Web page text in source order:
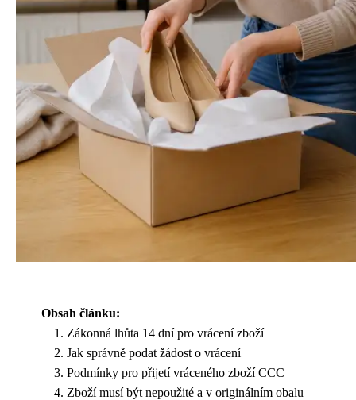
Obsah článku:
Zákonná lhůta 14 dní pro vrácení zboží
Jak správně podat žádost o vrácení
Podmínky pro přijetí vráceného zboží CCC
Zboží musí být nepoužité a v originálním obalu